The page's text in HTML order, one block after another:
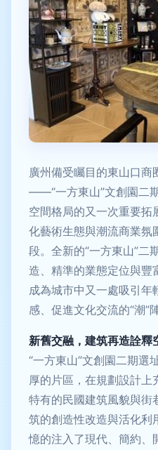
廣州備受矚目的東山口商
——“一方東山”文創園二
空間格局的又一次重要拓
化藝術生態與潮流商業氛
段。全新的“一方東山”二
造、精準的業態定位與豐
成為城市中又一處吸引年
感、促進文化交流的“潮”
新舊交融，建筑再造詮釋
“一方東山”文創園二期選
厚的片區，在規劃設計
特有的民國建筑風貌與街
筑的創造性改造與活化利
憶的注入了現代、簡約、